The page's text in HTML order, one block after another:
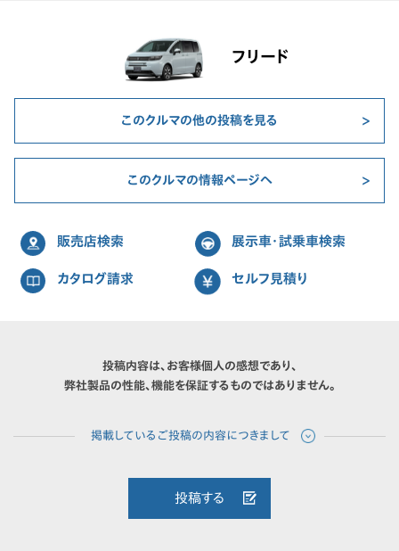
フリード
このクルマの他の投稿を見る
このクルマの情報ページへ
販売店検索 展示車・試乗車検索
カタログ請求 セルフ見積り
投稿内容は、お客様個人の感想であり、
弊社製品の性能、機能を保証するものではありません。
投稿する